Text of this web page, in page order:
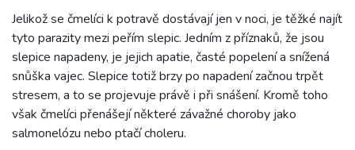
Jelikož se čmelíci k potravě dostávají jen v noci, je těžké najít
tyto parazity mezi peřím slepic. Jedním z příznaků, že jsou
slepice napadeny, je jejich apatie, časté popelení a snížená
snůška vajec. Slepice totiž brzy po napadení začnou trpět
stresem, a to se projevuje právě i při snášení. Kromě toho
však čmelíci přenášejí některé závažné choroby jako
salmonelózu nebo ptačí choleru.